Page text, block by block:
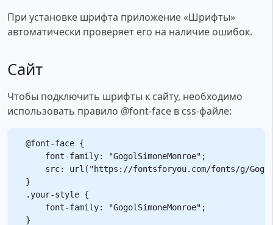
При установке шрифта приложение «Шрифты»
автоматически проверяет его на наличие ошибок.
Сайт
Чтобы подключить шрифты к сайту, необходимо
использовать правило @font-face в css-файле:
@font-face {
    font-family: "GogolSimoneMonroe";
src: url("https://fontsforyou.com/fonts/g/
}
.your-style {
    font-family: "GogolSimoneMonroe";